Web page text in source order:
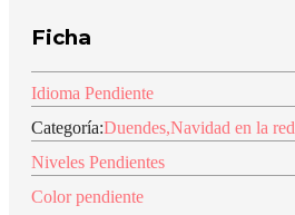
Ficha
Idioma Pendiente
Categoría:Duendes,Navidad en la red
Niveles Pendientes
Color pendiente